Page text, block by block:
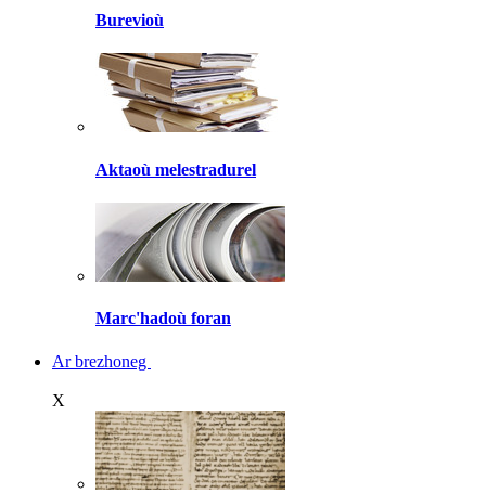
Burevioù
Aktaoù melestradurel
Marc'hadoù foran
Ar brezhoneg
X